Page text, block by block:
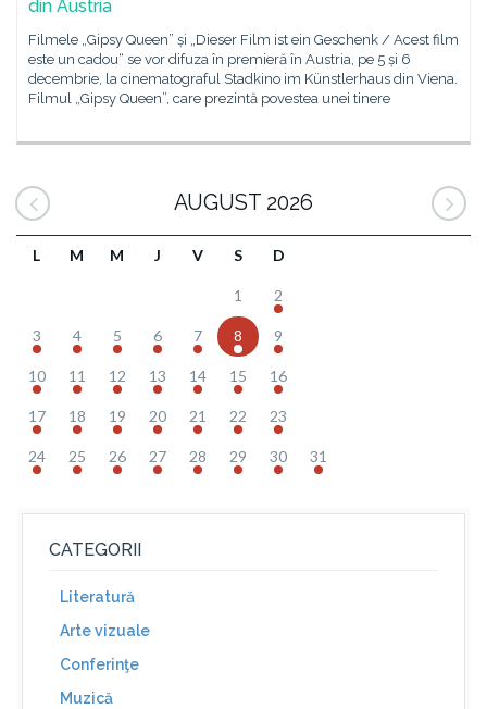
din Austria
Filmele „Gipsy Queen” și „Dieser Film ist ein Geschenk / Acest film
este un cadou“ se vor difuza în premieră în Austria, pe 5 și 6
decembrie, la cinematograful Stadkino im Künstlerhaus din Viena.
Filmul „Gipsy Queen”, care prezintă povestea unei tinere
AUGUST 2026
L M M J V S D
1 2
3 4 5 6 7 8 9
10 11 12 13 14 15 16
17 18 19 20 21 22 23
24 25 26 27 28 29 30 31
CATEGORII
Literatură
Arte vizuale
Conferinţe
Muzică